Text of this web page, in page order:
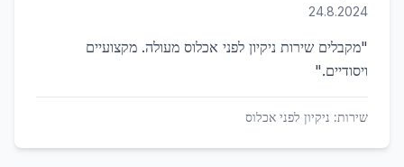
24.8.2024
"מקבלים שירות ניקיון לפני אכלוס מעולה. מקצועיים
ויסודיים."
שירות: ניקיון לפני אכלוס